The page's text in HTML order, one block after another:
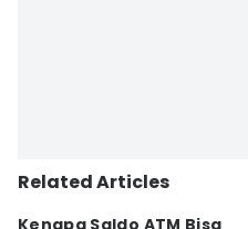
Related Articles
Kenapa Saldo ATM Bisa